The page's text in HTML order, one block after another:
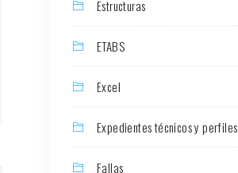
Estructuras
ETABS
Excel
Expedientes técnicos y perfiles
Fallas